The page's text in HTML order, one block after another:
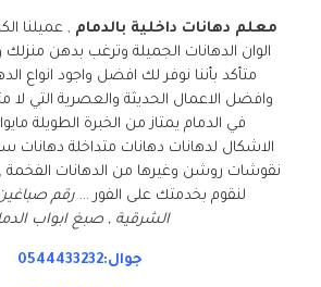
معلم دهانات داخلية بالدمام , عميلنا
الوان الدهانات الجميلة وترغب بدهن
متأكد بأننا نوفر لك افضل واجود انواع
وافضل الاعمال الحديثة والعصرية التي لا
في الدمام يمتاز من الخبرة الطويلة
الاشكال لدهانات دهانات متداخلة دهانات
نقوشات روشن وغيرها من الدهانات الفخمة ,
لنقوم بخدمتك على الفور … رقم صباغين
الشرقية , صبغ ابواب
جوال:0544433232